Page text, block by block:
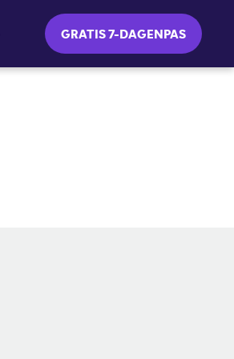
GRATIS 7-DAGENPAS